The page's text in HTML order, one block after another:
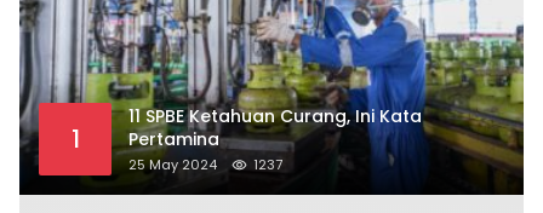
1
11 SPBE Ketahuan Curang, Ini Kata
Pertamina
25 May 2024 1237